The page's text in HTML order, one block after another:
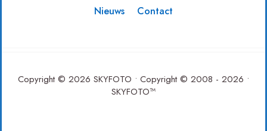
Nieuws Contact
Copyright © 2026 SKYFOTO • Copyright © 2008 - 2026 •
SKYFOTO™